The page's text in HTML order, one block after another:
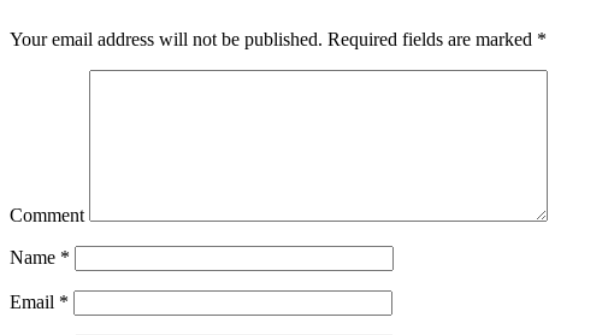
Your email address will not be published. Required fields are marked *
Comment
Name *
Email *